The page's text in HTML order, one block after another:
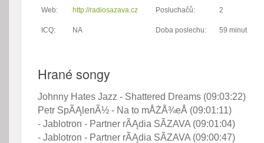
Web: http://radiosazava.cz Posluchačů: 2
ICQ: NA Doba poslechu: 59 minut
Hrané songy
Johnny Hates Jazz - Shattered Dreams (09:03:22)
Petr SpÃĄlenÃ½ - Na to mÅŻÅ¾eÅ (09:01:11)
- Jablotron - Partner rÃĄdia SÃZAVA (09:01:04)
- Jablotron - Partner rÃĄdia SÃZAVA (09:00:47)